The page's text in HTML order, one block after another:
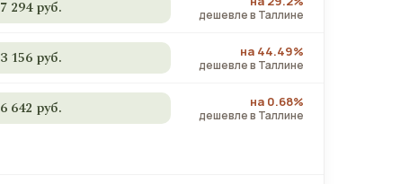
7 294 руб. дешевле в Таллине
3 156 руб. на 44.49%
дешевле в Таллине
6 642 руб. на 0.68%
дешевле в Таллине